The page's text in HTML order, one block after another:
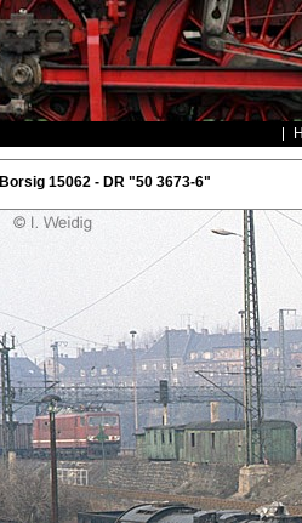
Borsig 15062 - DR "50 3673-6"